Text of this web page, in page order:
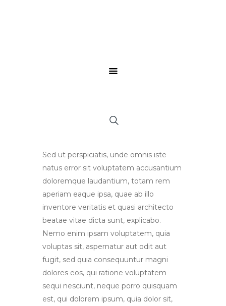
Sed ut perspiciatis, unde omnis iste
natus error sit voluptatem accusantium
doloremque laudantium, totam rem
aperiam eaque ipsa, quae ab illo
inventore veritatis et quasi architecto
beatae vitae dicta sunt, explicabo.
Nemo enim ipsam voluptatem, quia
voluptas sit, aspernatur aut odit aut
fugit, sed quia consequuntur magni
dolores eos, qui ratione voluptatem
sequi nesciunt, neque porro quisquam
est, qui dolorem ipsum, quia dolor sit,